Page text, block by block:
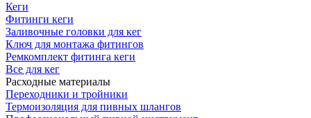
Кеги
Фитинги кеги
Заливочные головки для кег
Ключ для монтажа фитингов
Ремкомплект фитинга кеги
Все для кег
Расходные материалы
Переходники и тройники
Термоизоляция для пивных шлангов